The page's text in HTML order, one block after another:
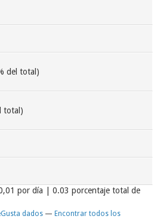
del total)
total)
por día | 0.03 porcentaje total de
dados — Encontrar todos los